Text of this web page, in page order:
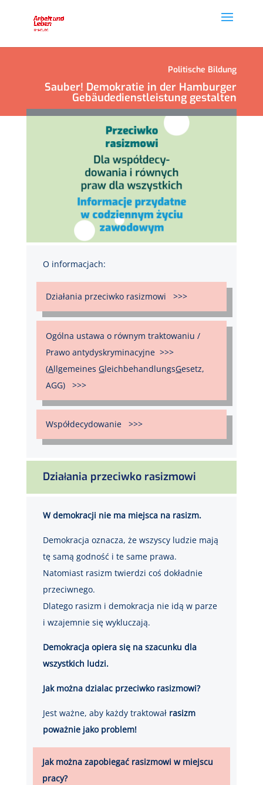
Politische Bildung
Sauber! Demokratie in der Hamburger
Gebäudedienstleistung gestalten
O informacjach:
Działania przeciwko rasizmowi >>>
Ogólna ustawa o równym traktowaniu /
Prawo antydyskryminacyjne >>>
(AllgemeinesGleichbehandlungsGesetz,
AGG) >>>
Współdecydowanie >>>
Działania przeciwko rasizmowi
W demokracji nie ma miejsca na rasizm.
Demokracja oznacza, że wszyscy ludzie mają
tę samą godność i te same prawa.
Natomiast rasizm twierdzi coś dokładnie
przeciwnego.
Dlatego rasizm i demokracja nie idą w parze
i wzajemnie się wykluczają.
Demokracja opiera się na szacunku dla
wszystkich ludzi.
Jak można dzialac przeciwko rasizmowi?
Jest ważne, aby każdy traktował rasizm
poważnie jako problem!
Jak można zapobiegać rasizmowi w miejscu
pracy?